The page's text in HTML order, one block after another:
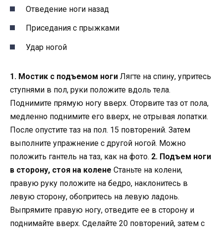
Отведение ноги назад
Приседания с прыжками
Удар ногой
1. Мостик с подъемом ноги Лягте на спину, упритесь
ступнями в пол, руки положите вдоль тела.
Поднимите прямую ногу вверх. Оторвите таз от пола,
медленно поднимите его вверх, не отрывая лопатки.
После опустите таз на пол. 15 повторений. Затем
выполните упражнение с другой ногой. Можно
положить гантель на таз, как на фото. 2. Подъем ноги
в сторону, стоя на колене Станьте на колени,
правую руку положите на бедро, наклонитесь в
левую сторону, обопритесь на левую ладонь.
Выпрямите правую ногу, отведите ее в сторону и
поднимайте вверх. Сделайте 20 повторений, затем с